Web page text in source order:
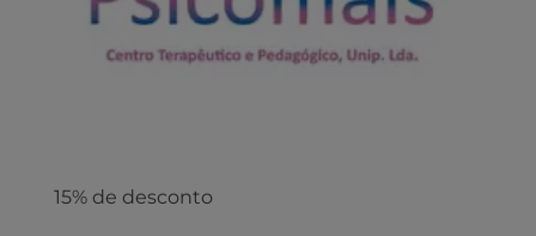
15% de desconto